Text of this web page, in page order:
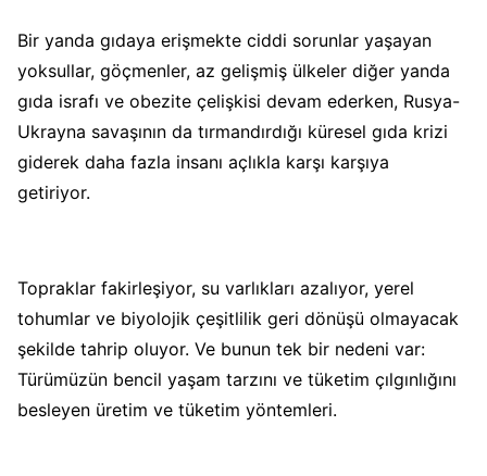
Bir yanda gıdaya erişmekte ciddi sorunlar yaşayan
yoksullar, göçmenler, az gelişmiş ülkeler diğer yanda
gıda israfı ve obezite çelişkisi devam ederken, Rusya-
Ukrayna savaşının da tırmandırdığı küresel gıda krizi
giderek daha fazla insanı açlıkla karşı karşıya
getiriyor.
Topraklar fakirleşiyor, su varlıkları azalıyor, yerel
tohumlar ve biyolojik çeşitlilik geri dönüşü olmayacak
şekilde tahrip oluyor. Ve bunun tek bir nedeni var:
Türümüzün bencil yaşam tarzını ve tüketim çılgınlığını
besleyen üretim ve tüketim yöntemleri.